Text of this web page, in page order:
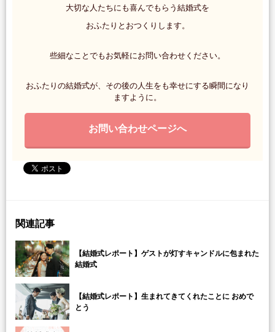
大切な人たちにも喜んでもらう結婚式を
おふたりとおつくりします。
些細なことでもお気軽にお問い合わせください。
おふたりの結婚式が、その後の人生をも幸せにする瞬間になり
ますように。
お問い合わせページへ
関連記事
【結婚式レポート】ゲストが灯すキャンドルに包まれた
結婚式
【結婚式レポート】生まれてきてくれたことに おめで
とう